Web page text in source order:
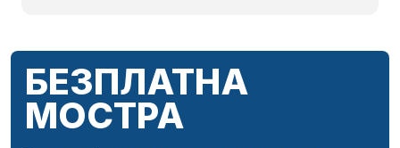
БЕЗПЛАТНА
МОСТРА